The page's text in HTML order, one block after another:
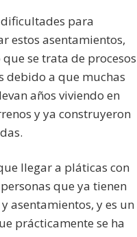
para
estos asentamientos,
que se trata de procesos
debido a que muchas
años viviendo en
y ya construyeron
llegar a pláticas con
que ya tienen
asentamientos, y es un
prácticamente se ha